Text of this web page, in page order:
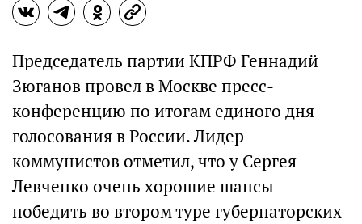
Председатель партии КПРФ Геннадий
Зюганов провел в Москве пресс-
конференцию по итогам единого дня
голосования в России. Лидер
коммунистов отметил, что у Сергея
Левченко очень хорошие шансы
победить во втором туре губернаторских